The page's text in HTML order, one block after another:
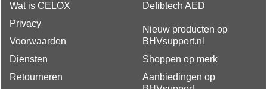
Wat is CELOX
Privacy
Voorwaarden
Diensten
Retourneren
Defibtech AED
Nieuw producten op
BHVsupport.nl
Shoppen op merk
Aanbiedingen op